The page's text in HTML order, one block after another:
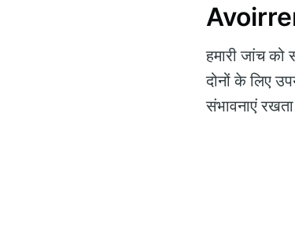
हमारी जांच को
दोनों के लिए
संभावनाएं